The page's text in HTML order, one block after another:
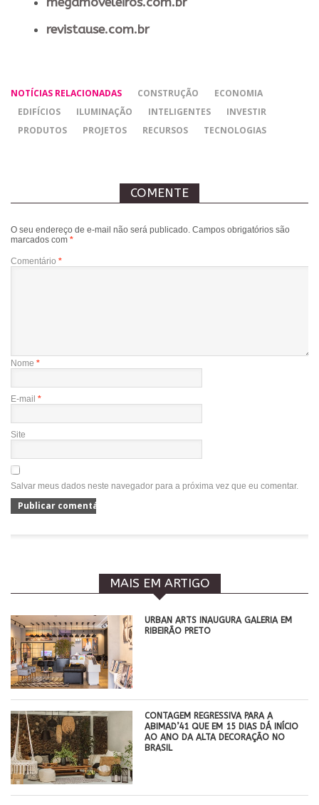
revistause.com.br
NOTÍCIAS RELACIONADAS CONSTRUÇÃO
ECONOMIA
EDIFÍCIOS
ILUMINAÇÃO INTELIGENTES
INVESTIR
PRODUTOS
PROJETOS RECURSOS TECNOLOGIAS
COMENTE
O seu endereço de e-mail não será publicado. Campos obrigatórios são
marcados com *
Comentário *
Nome *
E-mail *
Site
Salvar meus dados neste navegador para a próxima vez que eu comentar.
MAIS EM ARTIGO
​URBAN ARTS INAUGURA GALERIA EM
RIBEIRÃO PRETO
CONTAGEM REGRESSIVA PARA A
ABIMAD’41 QUE EM 15 DIAS DÁ INÍCIO
AO ANO DA ALTA DECORAÇÃO NO
BRASIL